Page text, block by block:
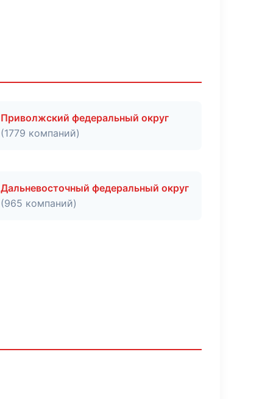
Приволжский федеральный округ
(1779 компаний)
Дальневосточный федеральный округ
(965 компаний)